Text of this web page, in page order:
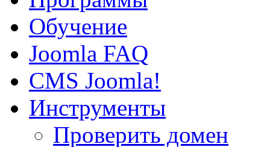
Обучение
Joomla FAQ
CMS Joomla!
Инструменты
Проверить домен